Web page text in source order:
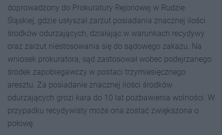
doprowadzony do Prokuratury Rejonowej w Rudzie
Śląskiej, gdzie usłyszał zarzut posiadania znacznej ilości
środków odurzających, działając w warunkach recydywy
oraz zarzut niestosowania się do sądowego zakazu. Na
wniosek prokuratora, sąd zastosował wobec podejrzanego
środek zapobiegawczy w postaci trzymiesięcznego
aresztu. Za posiadanie znacznej ilości środków
odurzających grozi kara do 10 lat pozbawienia wolności. W
przypadku recydywisty może ona zostać zwiększona o
połowę.